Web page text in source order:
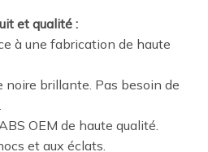
et qualité :
à une fabrication de haute
noire brillante. Pas besoin de
OEM de haute qualité.
et aux éclats.